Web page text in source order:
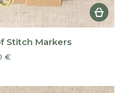
Stitch Markers
€